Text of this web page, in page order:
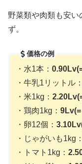
野菜類や肉類も安
ず。
価格の例
・水1本：
・牛乳1リットル：
・米1kg：
・鶏肉1kg：
・卵12個：
・じゃがいも1kg：
・トマト1kg：